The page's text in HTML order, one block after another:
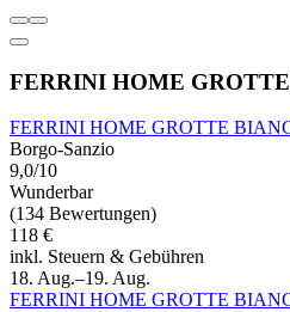
FERRINI HOME
FERRINI HOME GROTTE
Borgo-Sanzio
9,0/10
Wunderbar
(134 Bewertungen)
118 €
inkl. Steuern & Gebühren
18. Aug.–19. Aug.
FERRINI HOME GROTTE